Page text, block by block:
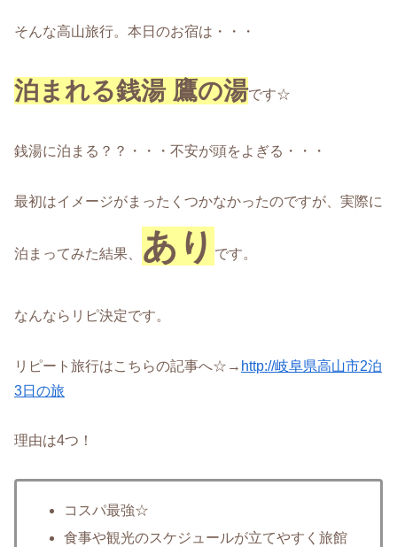
そんな高山旅行。本日のお宿は・・・
泊まれる銭湯 鷹の湯です☆
銭湯に泊まる？？・・・不安が頭をよぎる・・・
最初はイメージがまったくつかなかったのですが、実際に
泊まってみた結果、 あり です。
なんならリピ決定です。
リピート旅行はこちらの記事へ☆→ http://岐阜県高山市2泊
3日の旅
理由は4つ！
コスパ最強☆
食事や観光のスケジュールが立てやすく旅館